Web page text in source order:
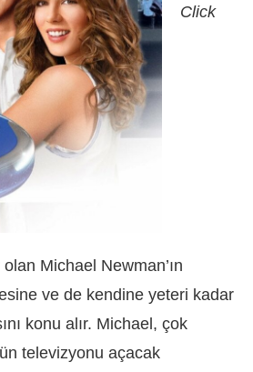
Click
Michael Newman’ın
ve de kendine yeteri kadar
konu alır. Michael, çok
televizyonu açacak